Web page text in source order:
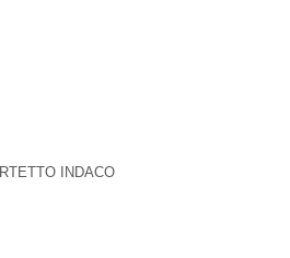
INDACO